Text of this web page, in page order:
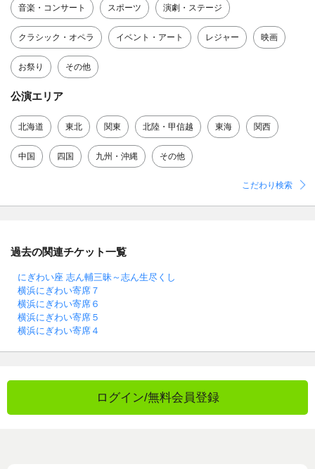
音楽・コンサート スポーツ 演劇・ステージ
クラシック・オペラ イベント・アート レジャー 映画
お祭り その他
公演エリア
北海道 東北 関東 北陸・甲信越 東海 関西
中国 四国 九州・沖縄 その他
こだわり検索
過去の関連チケット一覧
にぎわい座 志ん輔三昧～志ん生尽くし
横浜にぎわい寄席７
横浜にぎわい寄席６
横浜にぎわい寄席５
横浜にぎわい寄席４
ログイン/無料会員登録